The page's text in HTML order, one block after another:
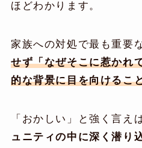
ほどわかります。
家族への対処で最も重要
せず「なぜそこに惹かれ
的な背景に目を向けるこ
「おかしい」と強く言え
ュニティの中に深く潜り